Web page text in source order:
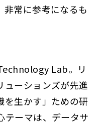
常に参考になるも
Lab。リ
ューションズが先進
を生かす」ための研
テーマは、データサ